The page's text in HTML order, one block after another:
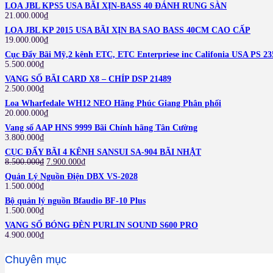
LOA JBL KPS5 USA BÃI XỊN-BASS 40 ĐÁNH RUNG SÀN
21.000.000₫
LOA JBL KP 2015 USA BÃI XỊN BA SAO BASS 40CM CAO CẤP
19.000.000₫
Cục Đẩy Bãi Mỹ,2 kênh ETC, ETC Enterpriese inc Califonia USA PS
5.500.000₫
VANG SỐ BÃI CARD X8 – CHÍP DSP 21489
2.500.000₫
Loa Wharfedale WH12 NEO Hãng Phúc Giang Phân phối
20.000.000₫
Vang số AAP HNS 9999 Bãi Chính hãng Tân Cường
3.800.000₫
CỤC ĐẨY BÃI 4 KÊNH SANSUI SA-904 BÃI NHẬT
8.500.000₫ 7.900.000₫
Quản Lý Nguồn Điện DBX VS-2028
1.500.000₫
Bộ quản lý nguồn Bfaudio BF-10 Plus
1.500.000₫
VANG SỐ BÓNG ĐÈN PURLIN SOUND S600 PRO
4.900.000₫
Chuyên mục